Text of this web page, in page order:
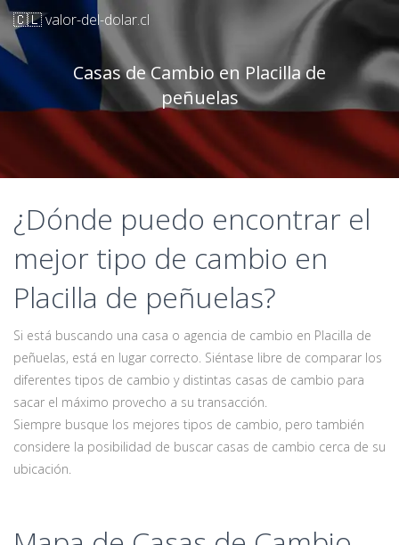
🇨🇱 valor-del-dolar.cl
Casas de Cambio en Placilla de
peñuelas
¿Dónde puedo encontrar el
mejor tipo de cambio en
Placilla de peñuelas?
Si está buscando una casa o agencia de cambio en Placilla de
peñuelas, está en lugar correcto. Siéntase libre de comparar los
diferentes tipos de cambio y distintas casas de cambio para
sacar el máximo provecho a su transacción.
Siempre busque los mejores tipos de cambio, pero también
considere la posibilidad de buscar casas de cambio cerca de su
ubicación.